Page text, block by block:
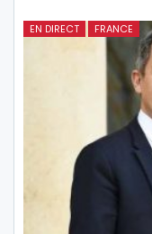
EN DIRECT FRANCE